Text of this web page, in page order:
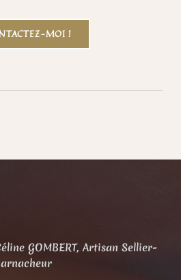
MOI !
GOMBERT,Artisan Sellier-